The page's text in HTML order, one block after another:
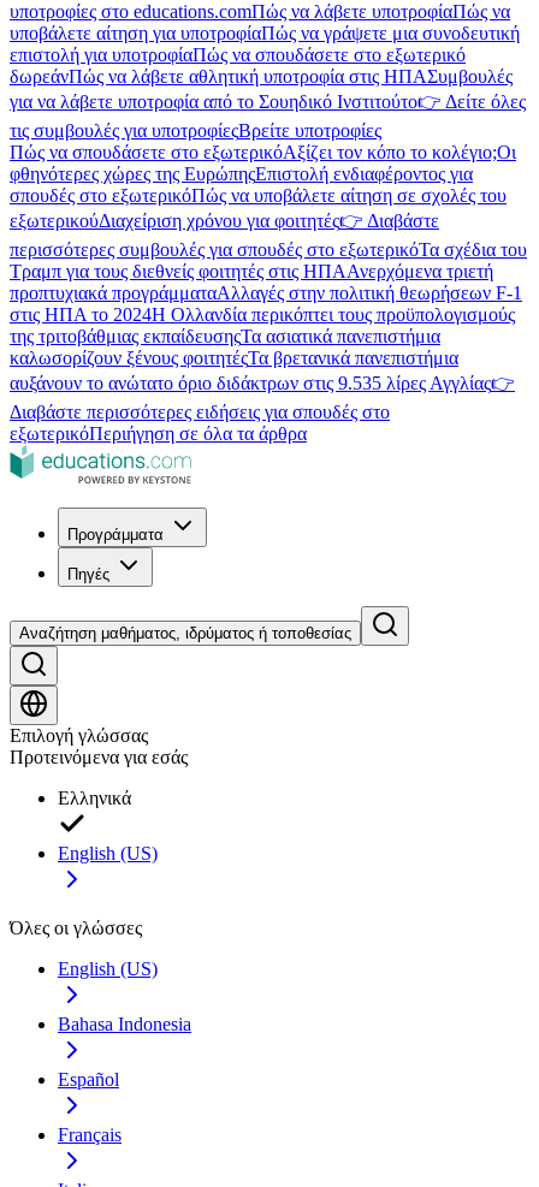
υποτροφίες στο educations.comΠώς να λάβετε υποτροφίαΠώς να
υποβάλετε αίτηση για υποτροφίαΠώς να γράψετε μια συνοδευτική
επιστολή για υποτροφίαΠώς να σπουδάσετε στο εξωτερικό
δωρεάνΠώς να λάβετε αθλητική υποτροφία στις ΗΠΑΣυμβουλές
για να λάβετε υποτροφία από το Σουηδικό Ινστιτούτο👉 Δείτε όλες
τις συμβουλές για υποτροφίεςΒρείτε υποτροφίες
Πώς να σπουδάσετε στο εξωτερικόΑξίζει τον κόπο το κολέγιο;Οι
φθηνότερες χώρες της ΕυρώπηςΕπιστολή ενδιαφέροντος για
σπουδές στο εξωτερικόΠώς να υποβάλετε αίτηση σε σχολές του
εξωτερικούΔιαχείριση χρόνου για φοιτητές👉 Διαβάστε
περισσότερες συμβουλές για σπουδές στο εξωτερικόΤα σχέδια του
Τραμπ για τους διεθνείς φοιτητές στις ΗΠΑΑνερχόμενα τριετή
προπτυχιακά προγράμματαΑλλαγές στην πολιτική θεωρήσεων F-1
στις ΗΠΑ το 2024Η Ολλανδία περικόπτει τους προϋπολογισμούς
της τριτοβάθμιας εκπαίδευσηςΤα ασιατικά πανεπιστήμια
καλωσορίζουν ξένους φοιτητέςΤα βρετανικά πανεπιστήμια
αυξάνουν το ανώτατο όριο διδάκτρων στις 9.535 λίρες Αγγλίας👉
Διαβάστε περισσότερες ειδήσεις για σπουδές στο
εξωτερικόΠεριήγηση σε όλα τα άρθρα
Προγράμματα
Πηγές
Αναζήτηση μαθήματος, ιδρύματος ή τοποθεσίας
Επιλογή γλώσσας
Προτεινόμενα για εσάς
Ελληνικά
English (US)
Όλες οι γλώσσες
English (US)
Bahasa Indonesia
Español
Français